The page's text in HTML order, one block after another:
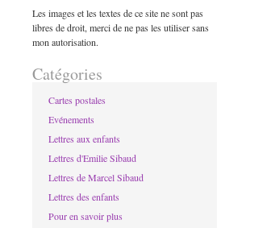
Les images et les textes de ce site ne sont pas
libres de droit, merci de ne pas les utiliser sans
mon autorisation.
Catégories
Cartes postales
Evénements
Lettres aux enfants
Lettres d'Emilie Sibaud
Lettres de Marcel Sibaud
Lettres des enfants
Pour en savoir plus